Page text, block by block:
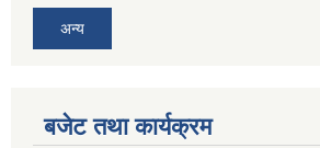
अन्य
बजेट तथा कार्यक्रम